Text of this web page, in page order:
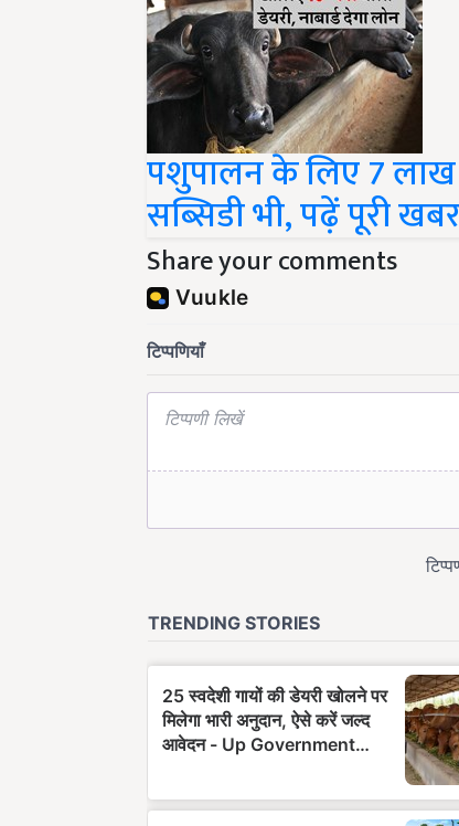
पशुपालन के लिए 7
सब्सिडी भी, पढ़ें पूरी
Share your comments